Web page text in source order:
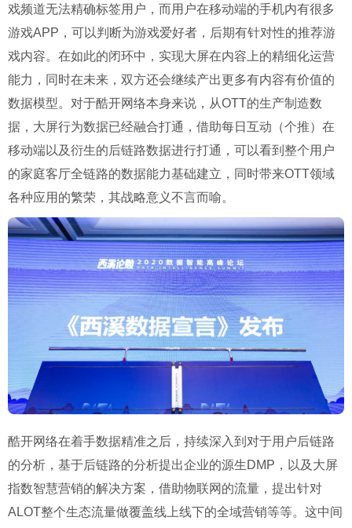
戏频道无法精确标签用户，而用户在移动端的手机内有很多
游戏APP，可以判断为游戏爱好者，后期有针对性的推荐游
戏内容。在如此的闭环中，实现大屏在内容上的精细化运营
能力，同时在未来，双方还会继续产出更多有内容有价值的
数据模型。对于酷开网络本身来说，从OTT的生产制造数
据，大屏行为数据已经融合打通，借助每日互动（个推）在
移动端以及衍生的后链路数据进行打通，可以看到整个用户
的家庭客厅全链路的数据能力基础建立，同时带来OTT领域
各种应用的繁荣，其战略意义不言而喻。
酷开网络在着手数据精准之后，持续深入到对于用户后链路
的分析，基于后链路的分析提出企业的源生DMP，以及大屏
指数智慧营销的解决方案，借助物联网的流量，提出针对
ALOT整个生态流量做覆盖线上线下的全域营销等等。这中间